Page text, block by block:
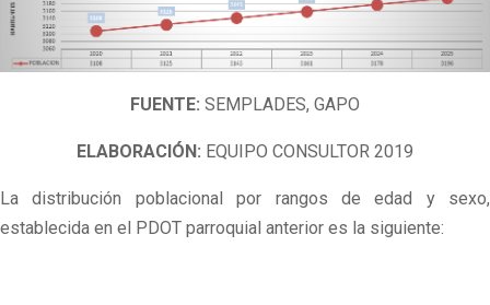
FUENTE: SEMPLADES, GAPO
ELABORACIÓN: EQUIPO CONSULTOR 2019
La distribución poblacional por rangos de edad y sexo,
establecida en el PDOT parroquial anterior es la siguiente: